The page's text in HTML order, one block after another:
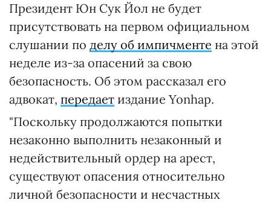
Президент Юн Сук Йол не будет
присутствовать на первом официальном
слушании по делу об импичменте на этой
неделе из-за опасений за свою
безопасность. Об этом рассказал его
адвокат, передает издание Yonhap.
"Поскольку продолжаются попытки
незаконно выполнить незаконный и
недействительный ордер на арест,
существуют опасения относительно
личной безопасности и несчастных